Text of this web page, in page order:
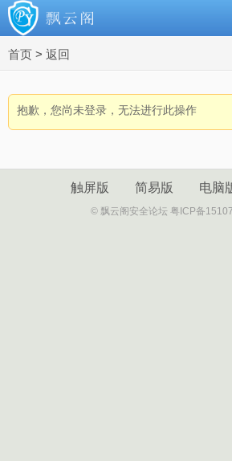
首页 > 返回
抱歉，您尚未登录，无法进行此操作
触屏版 简易版 电脑
© 飘云阁安全论坛 粤ICP备